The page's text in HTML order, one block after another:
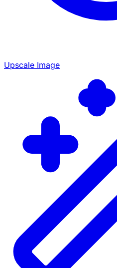
Upscale Image